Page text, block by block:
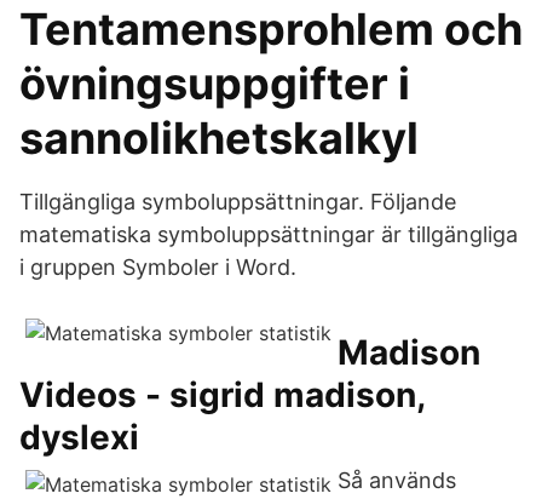
Tentamensprohlem och
övningsuppgifter i
sannolikhetskalkyl
Tillgängliga symboluppsättningar. Följande
matematiska symboluppsättningar är tillgängliga
i gruppen Symboler i Word.
Madison
Videos - sigrid madison,
dyslexi
Så används